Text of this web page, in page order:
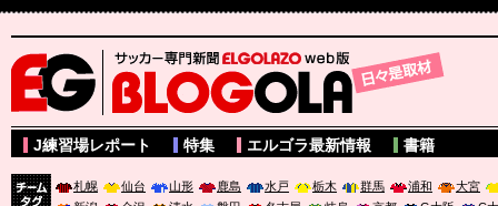
サッカー専門新聞ELGOLAZO web版 BLOGOLA
J練習場レポート 特集 エルゴラ最新情報 書籍
札幌 仙台 山形 鹿島 水戸 栃木 群馬 浦和
大宮